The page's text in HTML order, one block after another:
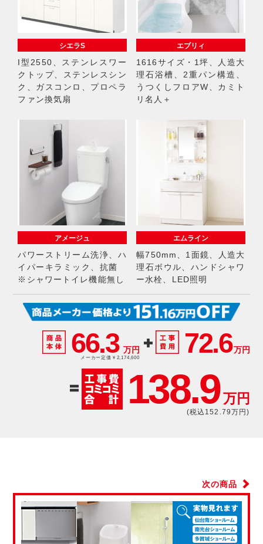
シエラS
I型2550、ステンレスワー
クトップ、ステンレスシン
ク、ガスコンロ、プロペラ
ファン換気扇
エブリィ
1616サイズ・1坪、人造大
理石浴槽、2重パン構造、
うつくしフロアW、カミト
リ名人＋
アメージュ
パワーストリーム洗浄、ハ
イパーキラミック、抗菌
※シャワートイレ機能無し
エムライン
幅750mm、1面鏡、人造大
理石ボウル、ハンドシャワ
ー水栓、LED照明
66.3 万円
メーカー定価￥2,174,600 72.6万円
138.9 万円
(税込152.79万円)